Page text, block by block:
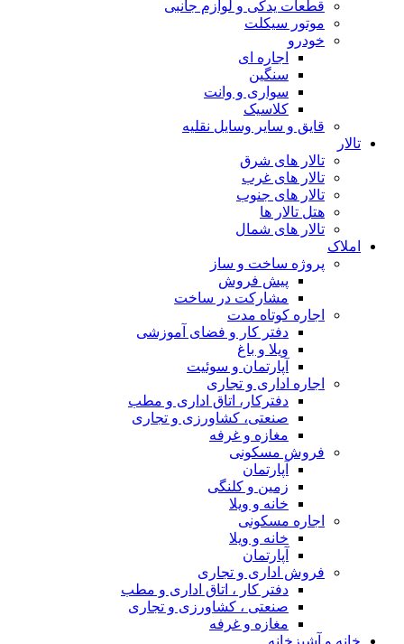
قطعات یدکی و لوازم جانبی
موتور سیکلت
خودرو
اجاره ای
سنگین
سواری و وانت
کلاسیک
قایق و سایر وسایل نقلیه
تالار
تالار های شرق
تالار های غرب
تالار های جنوب
هتل تالار ها
تالار های شمال
املاک
پروژه ساخت و ساز
پیش فروش
مشارکت در ساخت
اجاره کوتاه مدت
دفتر کار و فضای آموزشی
ویلا و باغ
آپارتمان و سوئیت
اجاره اداری و تجاری
دفترکار، اتاق اداری و مطب
صنعتی، کشاورزی و تجاری
مغازه و غرفه
فروش مسکونی
آپارتمان
زمین و کلنگی
خانه و ویلا
اجاره مسکونی
خانه و ویلا
آپارتمان
فروش اداری و تجاری
دفتر کار ، اتاق اداری و مطب
صنعتی ، کشاورزی و تجاری
مغازه و غرفه